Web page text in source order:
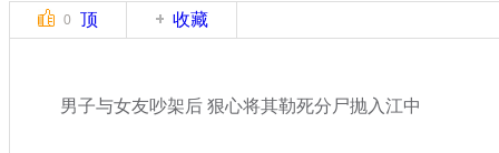
0 顶 收藏
男子与女友吵架后 狠心将其勒死分尸抛入江中